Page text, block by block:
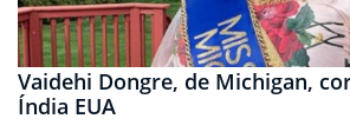
Vaidehi Dongre, de Michigan,
Índia EUA